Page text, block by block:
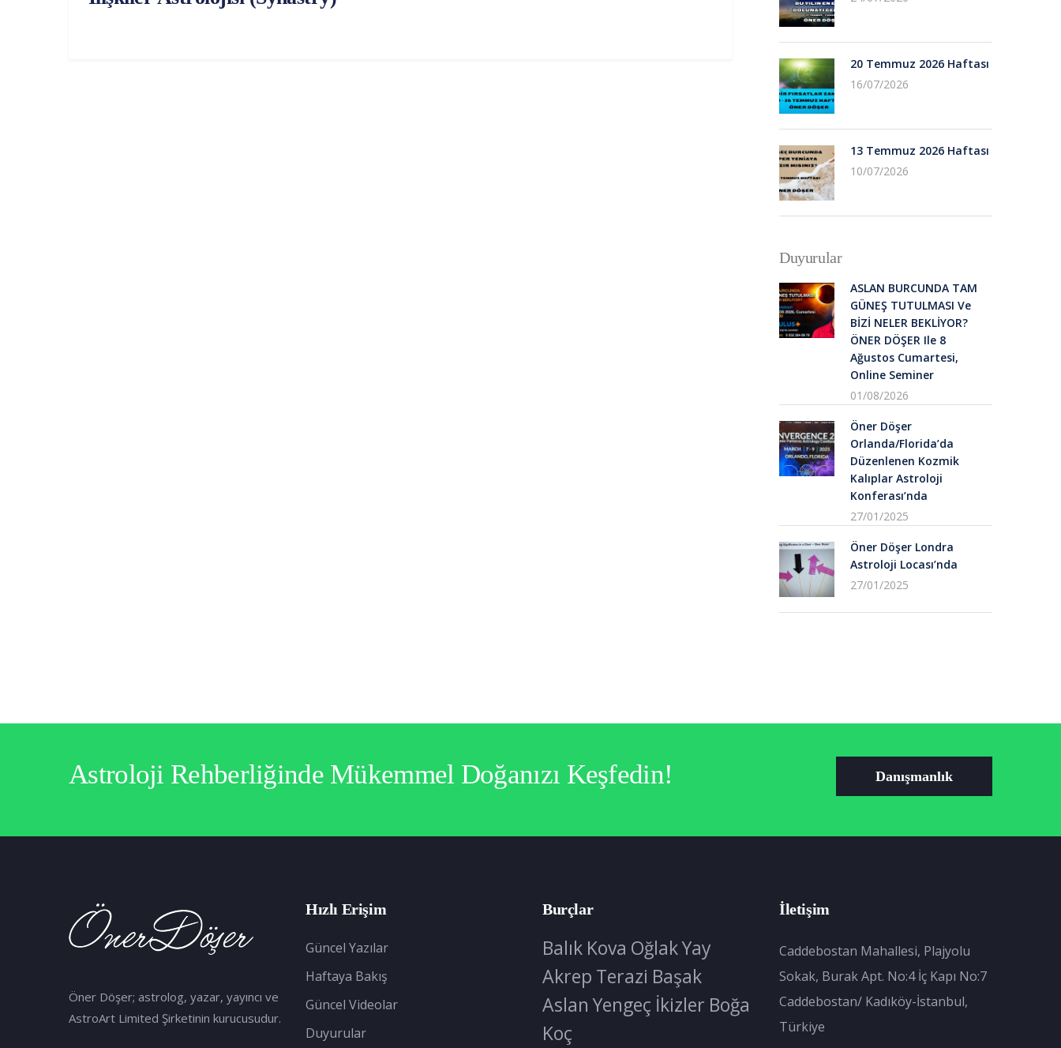
20 Temmuz 2026 Haftası
16/07/2026
13 Temmuz 2026 Haftası
10/07/2026
Duyurular
ASLAN BURCUNDA TAM
GÜNEŞ TUTULMASI Ve
BİZİ NELER BEKLİYOR?
ÖNER DÖŞER Ile 8
Ağustos Cumartesi,
Online Seminer
01/08/2026
Öner Döşer
Orlanda/Florida’da
Düzenlenen Kozmik
Kalıplar Astroloji
Konferası’nda
27/01/2025
Öner Döşer Londra
Astroloji Locası’nda
27/01/2025
Astroloji Rehberliğinde Mükemmel Doğanızı Keşfedin! Danışmanlık
Öner Döşer; astrolog, yazar, yayıncı ve
AstroArt Limited Şirketinin kurucusudur.
Hızlı Erişim
Güncel Yazılar
Haftaya Bakış
Güncel Videolar
Duyurular
Burçlar
Balık Kova OğlakYay
Akrep Terazi Başak
Aslan Yengeç İkizler Boğa
Koç
İletişim
Caddebostan Mahallesi, Plajyolu
Sokak, Burak Apt. No:4 İç Kapı No:7
Caddebostan/ Kadıköy-İstanbul,
Türkiye